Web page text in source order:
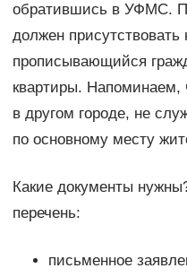
обратившись в УФМС.
должен присутствовать
прописывающийся
квартиры. Напоминаем,
в другом городе, не
по основному месту
Какие документы
перечень:
письменное